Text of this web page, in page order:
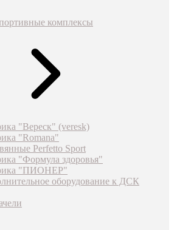
комплексы
"Вереск" (veresk)
"Romana"
Perfetto Sport
"Формула здоровья"
"ПИОНЕР"
оборудование к ДСК